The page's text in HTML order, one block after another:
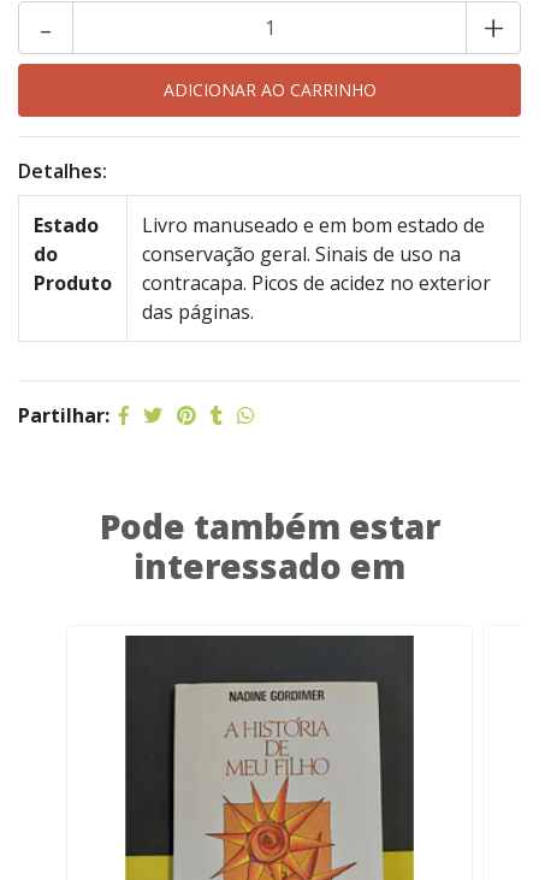
+
-
Detalhes:
Estado
do
Produto
Livro manuseado e em bom estado de
conservação geral. Sinais de uso na
contracapa. Picos de acidez no exterior
das páginas.
Partilhar:
Pode também estar
interessado em